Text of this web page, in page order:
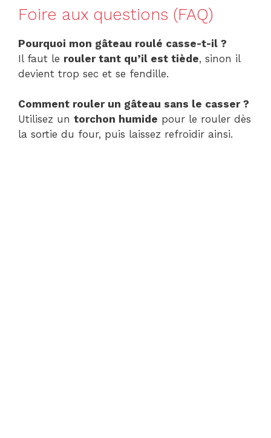
Foire aux questions (FAQ)
Pourquoi mon gâteau roulé casse-t-il ?
Il faut le rouler tant qu’il est tiède, sinon il
devient trop sec et se fendille.
Comment rouler un gâteau sans le casser ?
Utilisez un torchon humide pour le rouler dès
la sortie du four, puis laissez refroidir ainsi.